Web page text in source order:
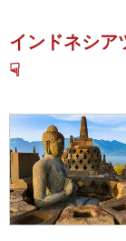
インドネシア
☟